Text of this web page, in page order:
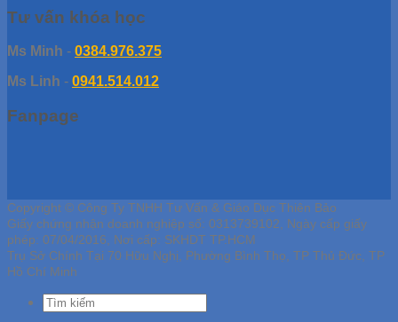
Tư vấn khóa học
Ms Minh - 0384.976.375
Ms Linh - 0941.514.012
Fanpage
Copyright © Công Ty TNHH Tư Vấn & Giáo Dục Thiên Bảo
Giấy chứng nhận doanh nghiệp số: 0313739102, Ngày cấp giấy
phép: 07/04/2016, Nơi cấp: SKHDT TP.HCM
Trụ Sở Chính Tại 70 Hữu Nghị, Phường Bình Thọ, TP Thủ Đức, TP
Hồ Chí Minh